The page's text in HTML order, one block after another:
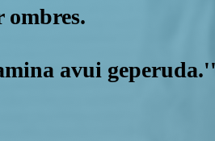
avui